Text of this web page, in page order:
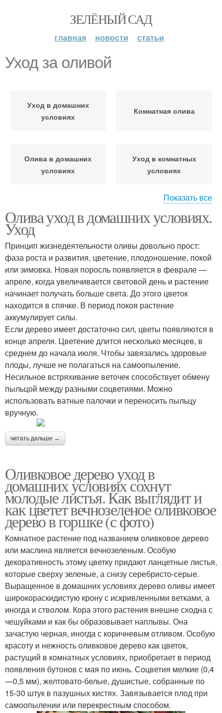
ЗЕЛЁНЫЙ САД
главная новости статьи
Уход за оливой
Уход в домашних
условиях
Комнатная олива
Олива в домашних
условиях
Уход в комнатных
условиях
Олива в подмосковье
деревом
Показать все
Олива уход в домашних условиях.
Уход
Принцип жизнедеятельности оливы довольно прост:
фаза роста и развития, цветение, плодоношение, покой
или зимовка. Новая поросль появляется в феврале —
апреле, когда увеличивается световой день и растение
начинает получать больше света. До этого цветок
находится в спячке. В период покоя растение
аккумулирует силы.
Если дерево имеет достаточно сил, цветы появляются в
конце апреля. Цветение длится несколько месяцев, в
среднем до начала июля. Чтобы завязались здоровые
плоды, лучше не полагаться на самоопыление.
Несильное встряхивание веточек способствует обмену
пыльцой между разными соцветиями. Можно
использовать ватные палочки и переносить пыльцу
вручную.
читать дальше →
Оливковое дерево уход в
домашних условиях сохнут
молодые листья. Как выглядит и
как цветет вечнозеленое оливковое
дерево в горшке (с фото)
Комнатное растение под названием оливковое дерево
или маслина является вечнозеленым. Особую
декоративность этому цветку придают ланцетные листья,
которые сверху зеленые, а снизу серебристо-серые.
Выращенное в домашних условиях дерево оливы имеет
широкораскидистую крону с искривленными ветками, а
иногда и стволом. Кора этого растения внешне сходна с
чешуйками и как бы образовывает наплывы. Она
зачастую черная, иногда с коричневым отливом. Особую
красоту и нежность оливковое дерево как цветок,
растущий в комнатных условиях, приобретает в период
появления бутонов с мая по июнь. Соцветия мелкие (0,4
—0,5 мм), желтовато-белые, душистые, собранные по
15-30 штук в пазушных кистях. Завязывается плод при
самоопылении или перекрестным способом.